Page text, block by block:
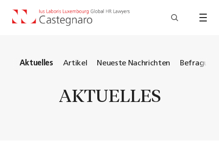
Aktuelles Artikel Neueste Nachrichten
AKTUELLES